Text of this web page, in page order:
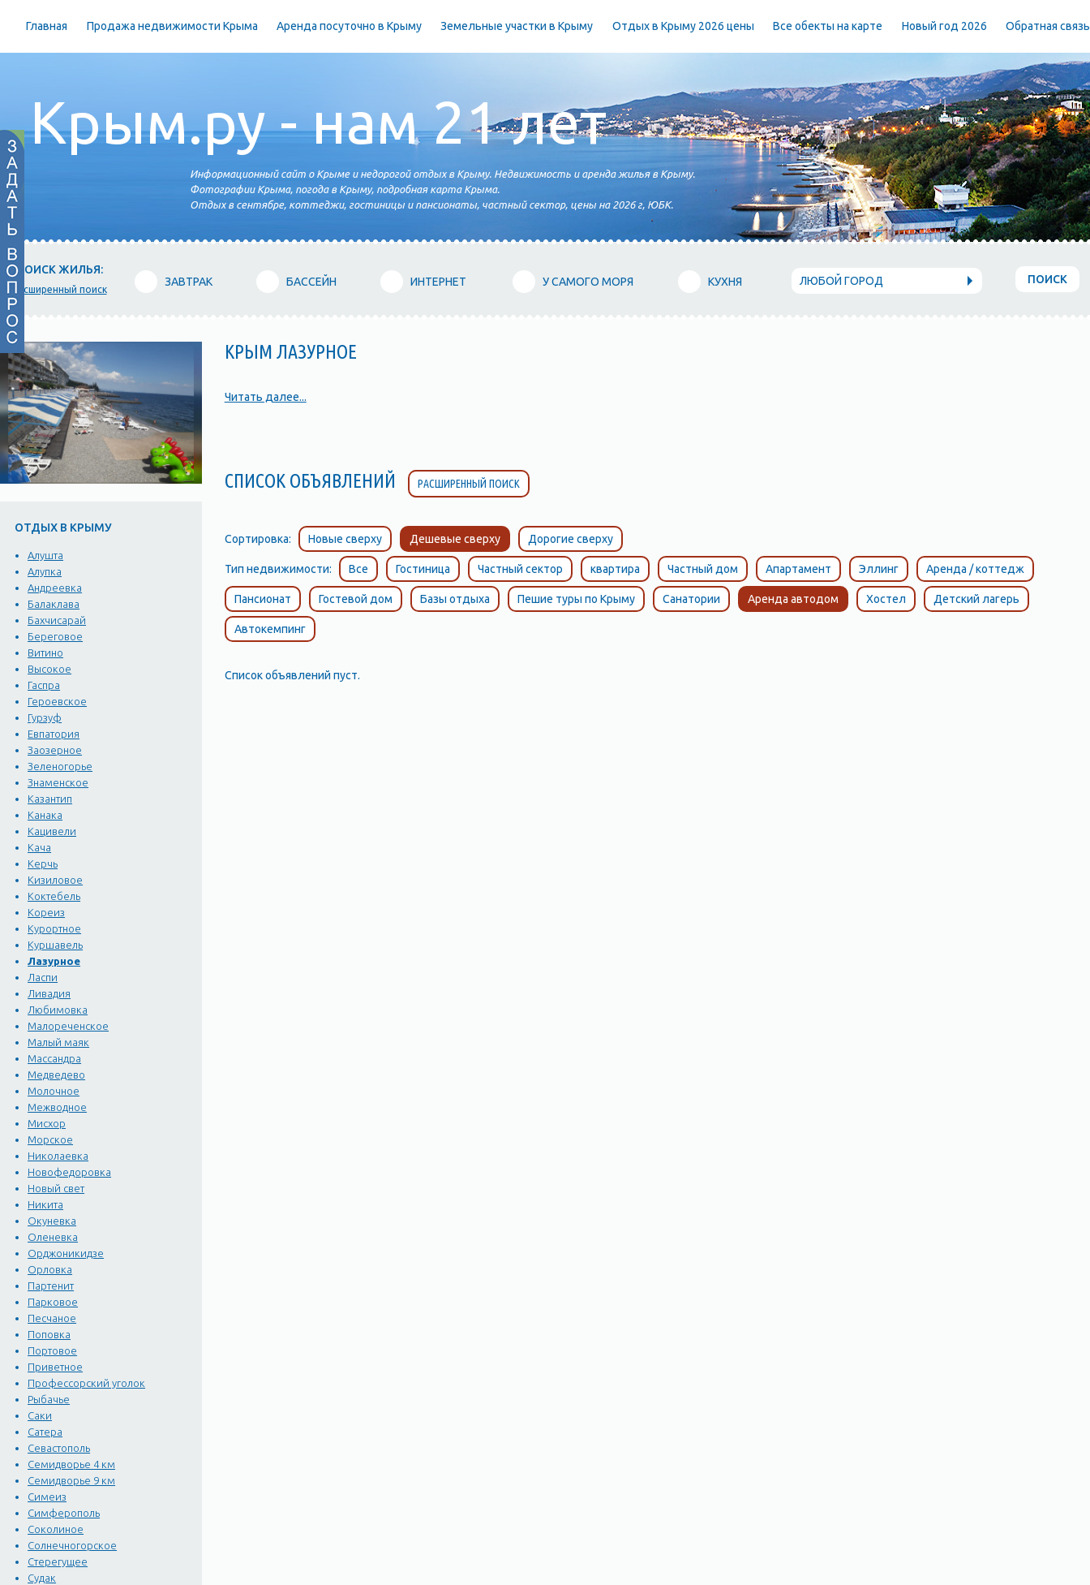
Главная Продажа недвижимости Крыма Аренда посуточно в Крыму Земельные участки в Крыму Отдых в Крыму 2026 цены Все обекты на карте Новый год 2026 Обратная связь
Крым.ру - нам 21 лет
Информационный сайт о Крыме и недорогой отдых в Крыму. Недвижимость и аренда жилья в Крыму.
Фотографии Крыма, погода в Крыму, подробная карта Крыма.
Отдых в сентябре, коттеджи, гостиницы и пансионаты, частный сектор, цены на 2026 г, ЮБК.
ПОИСК ЖИЛЬЯ:
расширенный поиск
ЗАВТРАК БАССЕЙН ИНТЕРНЕТ У САМОГО МОРЯ КУХНЯ ЛЮБОЙ ГОРОД ПОИСК
ОТДЫХ В КРЫМУ
Алушта
Алупка
Андреевка
Балаклава
Бахчисарай
Береговое
Витино
Высокое
Гаспра
Героевское
Гурзуф
Евпатория
Заозерное
Зеленогорье
Знаменское
Казантип
Канака
Кацивели
Кача
Керчь
Кизиловое
Коктебель
Кореиз
Курортное
Куршавель
Лазурное
Ласпи
Ливадия
Любимовка
Малореченское
Малый маяк
Массандра
Медведево
Молочное
Межводное
Мисхор
Морское
Николаевка
Новофедоровка
Новый свет
Никита
Окуневка
Оленевка
Орджоникидзе
Орловка
Партенит
Парковое
Песчаное
Поповка
Портовое
Приветное
Профессорский уголок
Рыбачье
Саки
Сатера
Севастополь
Семидворье 4 км
Семидворье 9 км
Симеиз
Симферополь
Соколиное
Солнечногорское
Стерегущее
Судак
КРЫМ ЛАЗУРНОЕ
Читать далее...
СПИСОК ОБЪЯВЛЕНИЙ РАСШИРЕННЫЙ ПОИСК
Сортировка: Новые сверху Дешевые сверху Дорогие сверху
Тип недвижимости: Все Гостиница Частный сектор квартира Частный дом Апартамент Эллинг Аренда / коттедж
Пансионат Гостевой дом Базы отдыха Пешие туры по Крыму Санатории Аренда автодом Хостел Детский лагерь
Автокемпинг
Список объявлений пуст.